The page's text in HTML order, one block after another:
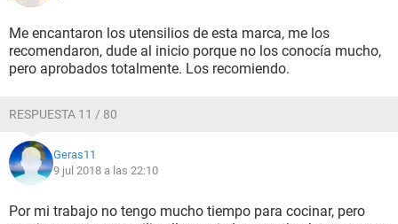
Me encantaron los utensilios de esta marca, me los
recomendaron, dude al inicio porque no los conocía mucho,
pero aprobados totalmente. Los recomiendo.
RESPUESTA 11 / 80
Geras11
9 jul 2018 a las 22:10
Por mi trabajo no tengo mucho tiempo para cocinar, pero